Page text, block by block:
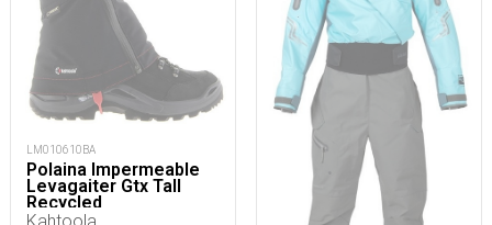
LM010610BA
Polaina Impermeable
Levagaiter Gtx Tall
Recycled
Kahtoola